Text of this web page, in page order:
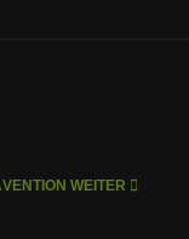
WEITER